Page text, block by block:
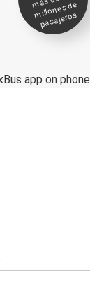
millones de
pasajeros